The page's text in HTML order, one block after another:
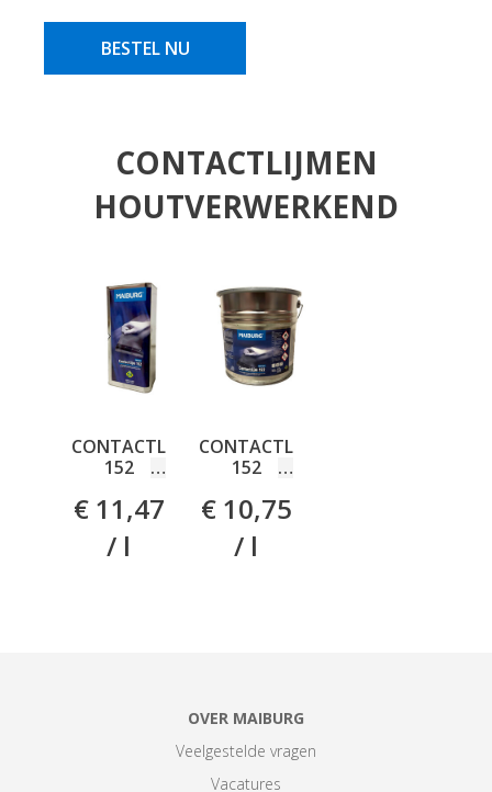
BESTEL NU
CONTACTLIJMEN
HOUTVERWERKEND
CONTACTLIJM
152
L
€ 11,47
/ l
CONTACTLIJM
152
14 L
€ 10,75
/ l
OVER MAIBURG
Veelgestelde vragen
Vacatures